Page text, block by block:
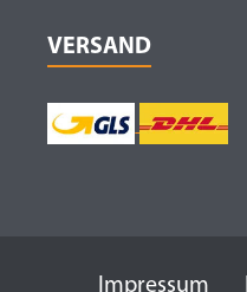
VERSAND
Impressum